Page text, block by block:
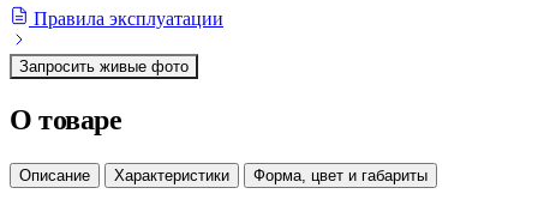
Правила эксплуатации
Запросить живые фото
О товаре
Описание Характеристики Форма, цвет и габариты